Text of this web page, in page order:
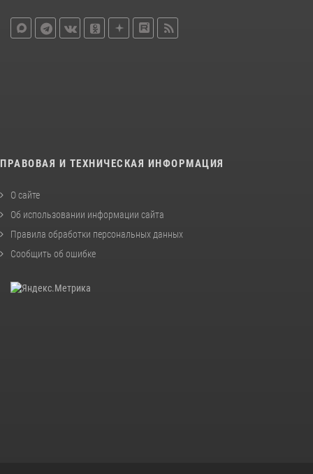
ПРАВОВАЯ И ТЕХНИЧЕСКАЯ ИНФОРМАЦИЯ
О сайте
Об использовании информации сайта
Правила обработки персональных данных
Сообщить об ошибке